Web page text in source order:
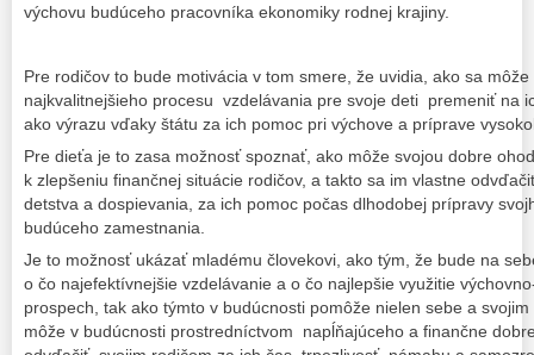
výchovu budúceho pracovníka ekonomiky rodnej krajiny.
Pre rodičov to bude motivácia v tom smere, že uvidia, ako sa
najkvalitnejšieho procesu vzdelávania pre svoje deti premeniť na
ako výrazu vďaky štátu za ich pomoc pri výchove a príprave
Pre dieťa je to zasa možnosť spoznať, ako môže svojou dobre
k zlepšeniu finančnej situácie rodičov, a takto sa im vlastne
detstva a dospievania, za ich pomoc počas dlhodobej prípravy
budúceho zamestnania.
Je to možnosť ukázať mladému človekovi, ako tým, že bude na
o čo najefektívnejšie vzdelávanie a o čo najlepšie využitie
prospech, tak ako týmto v budúcnosti pomôže nielen sebe a
môže v budúcnosti prostredníctvom napĺňajúceho a finančne